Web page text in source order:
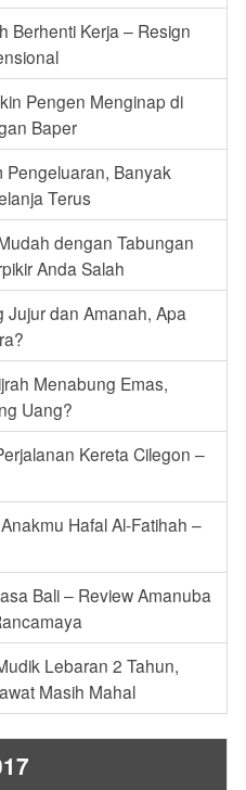
Berhenti Kerja – Resign
Pengen Menginap di
Baper
Pengeluaran, Banyak
Terus
dengan Tabungan
Anda Salah
Jujur dan Amanah, Apa
Menabung Emas,
Uang?
Kereta Cilegon –
Hafal Al-Fatihah –
Bali – Review Amanuba
Lebaran 2 Tahun,
Masih Mahal